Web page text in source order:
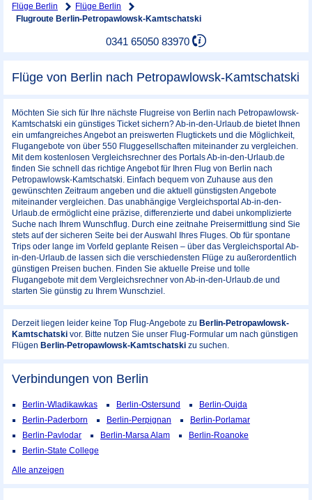
Flüge Berlin
Flüge Berlin
Flugroute Berlin-Petropawlowsk-Kamtschatski
0341 65050 83970
Flüge von Berlin nach Petropawlowsk-Kamtschatski
Möchten Sie sich für Ihre nächste Flugreise von Berlin nach Petropawlowsk-
Kamtschatski ein günstiges Ticket sichern? Ab-in-den-Urlaub.de bietet Ihnen
ein umfangreiches Angebot an preiswerten Flugtickets und die Möglichkeit,
Flugangebote von über 550 Fluggesellschaften miteinander zu vergleichen.
Mit dem kostenlosen Vergleichsrechner des Portals Ab-in-den-Urlaub.de
finden Sie schnell das richtige Angebot für Ihren Flug von Berlin nach
Petropawlowsk-Kamtschatski. Einfach bequem von Zuhause aus den
gewünschten Zeitraum angeben und die aktuell günstigsten Angebote
miteinander vergleichen. Das unabhängige Vergleichsportal Ab-in-den-
Urlaub.de ermöglicht eine präzise, differenzierte und dabei unkomplizierte
Suche nach Ihrem Wunschflug. Durch eine zeitnahe Preisermittlung sind Sie
stets auf der sicheren Seite bei der Auswahl Ihres Fluges. Ob für spontane
Trips oder lange im Vorfeld geplante Reisen – über das Vergleichsportal Ab-
in-den-Urlaub.de lassen sich die verschiedensten Flüge zu außerordentlich
günstigen Preisen buchen. Finden Sie aktuelle Preise und tolle
Flugangebote mit dem Vergleichsrechner von Ab-in-den-Urlaub.de und
starten Sie günstig zu Ihrem Wunschziel.
Derzeit liegen leider keine Top Flug-Angebote zu Berlin-Petropawlowsk-
Kamtschatski vor. Bitte nutzen Sie unser Flug-Formular um nach günstigen
Flügen Berlin-Petropawlowsk-Kamtschatski zu suchen.
Verbindungen von Berlin
Berlin-Wladikawkas Berlin-Ostersund
Berlin-Oujda
Berlin-Paderborn
Berlin-Perpignan
Berlin-Porlamar
Berlin-Pavlodar
Berlin-Marsa Alam
Berlin-Roanoke
Berlin-State College
Alle anzeigen